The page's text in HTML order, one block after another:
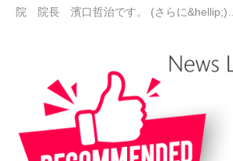
院 院長 濱口哲治です。 (さらに&hellip;)…